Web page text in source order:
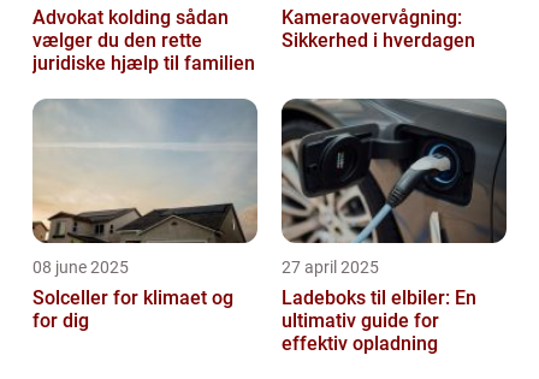
Advokat kolding sådan
vælger du den rette
juridiske hjælp til familien
Kameraovervågning:
Sikkerhed i hverdagen
08 june 2025
Solceller for klimaet og
for dig
27 april 2025
Ladeboks til elbiler: En
ultimativ guide for
effektiv opladning